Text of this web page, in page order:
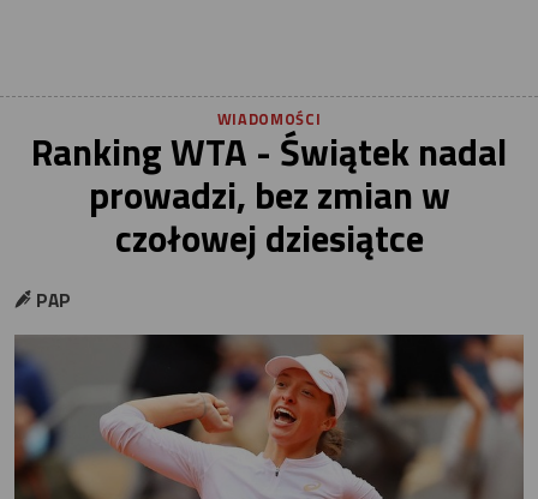
WIADOMOŚCI
Ranking WTA - Świątek nadal
prowadzi, bez zmian w
czołowej dziesiątce
PAP